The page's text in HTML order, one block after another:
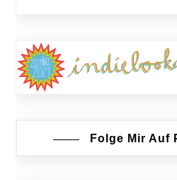
Folge Mir Auf